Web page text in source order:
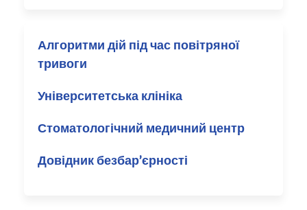
Алгоритми дій під час повітряної
тривоги
Університетська клініка
Стоматологічний медичний центр
Довідник безбар’єрності